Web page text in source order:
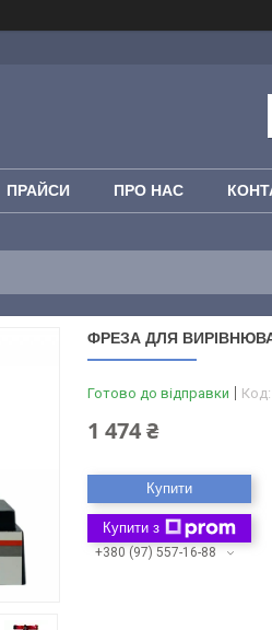
ПРАЙСИ ПРО НАС
ФРЕЗА ДЛЯ
Готово до відправки Код:
1 474 ₴
Купити
Купити з
+380 (97) 557-16-88